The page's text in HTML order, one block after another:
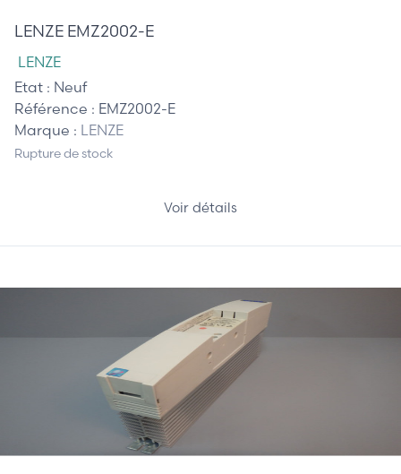
LENZE EMZ2002-E
LENZE
Etat : Neuf
Référence : EMZ2002-E
Marque : LENZE
Rupture de stock
Voir détails